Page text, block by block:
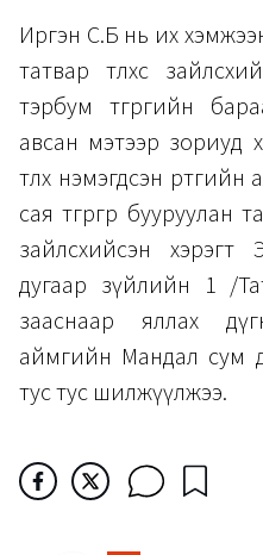
Иргэн С.Б нь их
татвар төлөхөөс
тэрбум төгрөгийн
авсан мэтээр зориуд
төлөх нэмэгдсэн
сая төгрөгөөр бууруулан
зайлсхийсэн хэрэгт
дугаар зүйлийн 1 /
зааснаар яллах
аймгийн Мандал сум
тус тус шилжүүлжээ.